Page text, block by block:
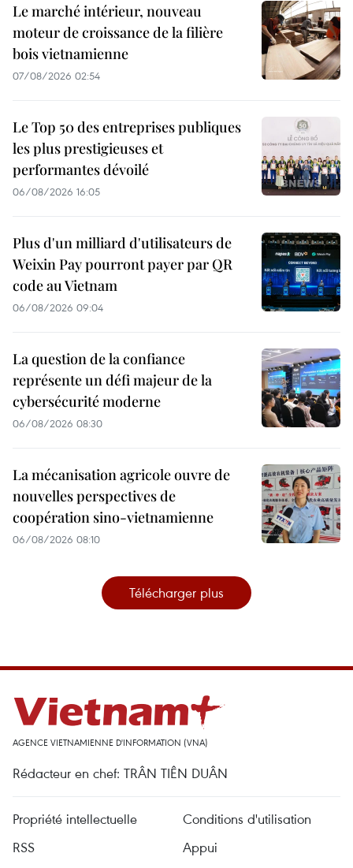
Le marché intérieur, nouveau
moteur de croissance de la filière
bois vietnamienne
07/08/2026 02:54
Le Top 50 des entreprises publiques
les plus prestigieuses et
performantes dévoilé
06/08/2026 16:05
Plus d'un milliard d'utilisateurs de
Weixin Pay pourront payer par QR
code au Vietnam
06/08/2026 09:04
La question de la confiance
représente un défi majeur de la
cybersécurité moderne
06/08/2026 08:30
La mécanisation agricole ouvre de
nouvelles perspectives de
coopération sino-vietnamienne
06/08/2026 08:10
Télécharger plus
AGENCE VIETNAMIENNE D'INFORMATION (VNA)
Rédacteur en chef: TRÂN TIÊN DUÂN
Propriété intellectuelle
Conditions d'utilisation
RSS
Appui